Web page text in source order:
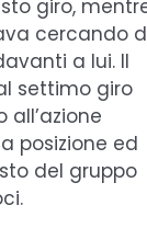
giro,
cercando
a lui. Il
settimo giro
all’azione
posizione ed
del gruppo